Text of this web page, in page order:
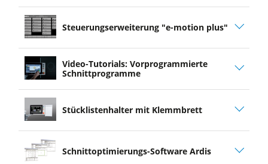
play
video Steuerungserweiterung "e-motion plus"
Video-Tutorials: Vorprogrammierte
Schnittprogramme
Stücklistenhalter mit Klemmbrett
Schnittoptimierungs-Software Ardis